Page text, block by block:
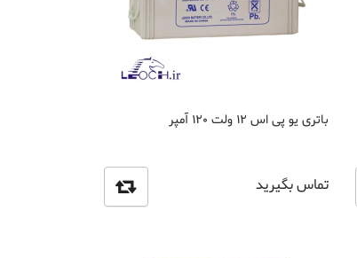
باتری یو پی اس 12 ولت 120 آمپر
تماس بگیرید